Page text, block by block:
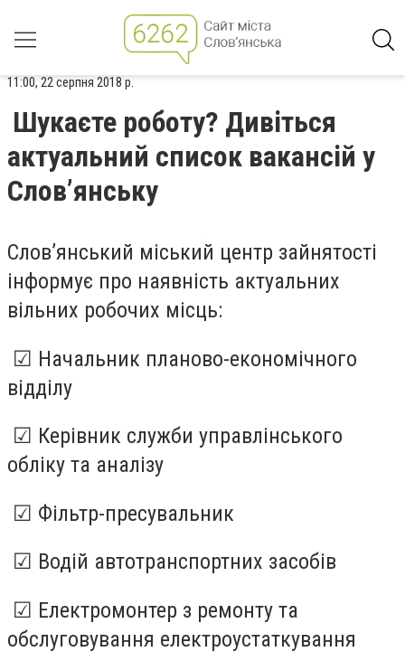
11:00, 22 серпня 2018 р.
Шукаєте роботу? Дивіться
актуальний список вакансій у
Слов’янську
Слов’янський міський центр зайнятості
інформує про наявність актуальних
вільних робочих місць:
☑ Начальник планово-економічного
відділу
☑ Керівник служби управлінського
обліку та аналізу
☑ Фільтр-пресувальник
☑ Водій автотранспортних засобів
☑ Електромонтер з ремонту та
обслуговування електроустаткування